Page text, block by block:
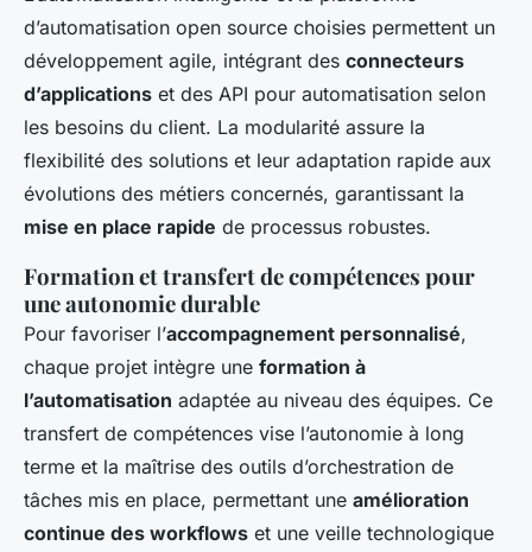
d’automatisation open source choisies permettent un
développement agile, intégrant des connecteurs
d’applications et des API pour automatisation selon
les besoins du client. La modularité assure la
flexibilité des solutions et leur adaptation rapide aux
évolutions des métiers concernés, garantissant la
mise en place rapide de processus robustes.
Formation et transfert de compétences pour
une autonomie durable
Pour favoriser l’accompagnement personnalisé,
chaque projet intègre une formation à
l’automatisation adaptée au niveau des équipes. Ce
transfert de compétences vise l’autonomie à long
terme et la maîtrise des outils d’orchestration de
tâches mis en place, permettant une amélioration
continue des workflows et une veille technologique